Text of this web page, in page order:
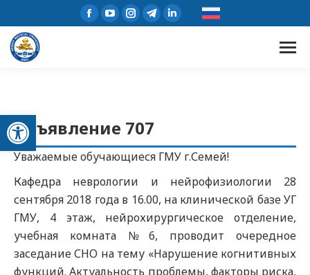
Открыть панель инструментов
Объявление 707
Уважаемые обучающиеся ГМУ г.Семей!
Кафедра неврологии и нейрофизиологии 28
сентября 2018 года в 16.00, на клинической базе УГ
ГМУ, 4 этаж, нейрохирургическое отделение,
учебная комната №6, проводит очередное
заседание СНО на тему «Нарушение когнитивных
функций. Актуальность проблемы, факторы риска,